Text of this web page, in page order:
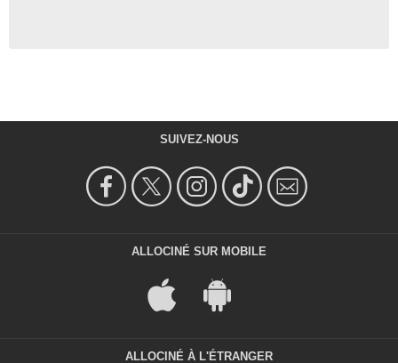
SUIVEZ-NOUS
ALLOCINÉ SUR MOBILE
ALLOCINÉ À L'ÉTRANGER